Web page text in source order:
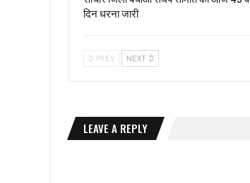
दिन धरना जारी
PREV NEXT
LEAVE A REPLY